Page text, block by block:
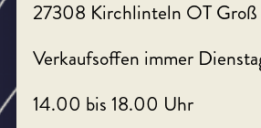
27308 Kirchlinteln OT Groß
Verkaufsoffen immer
14.00 bis 18.00 Uhr